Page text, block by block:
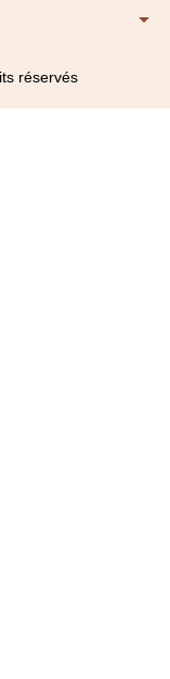
arrow_drop_down
réservés